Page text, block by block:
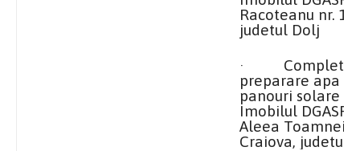
Racoteanu nr.
judetul Dolj
·
preparare apa
panouri solare la
Imobilul
Aleea Toamnei
Craiova, judetul